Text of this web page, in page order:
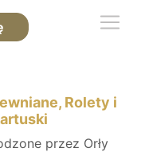
Rolety i
przez Orły